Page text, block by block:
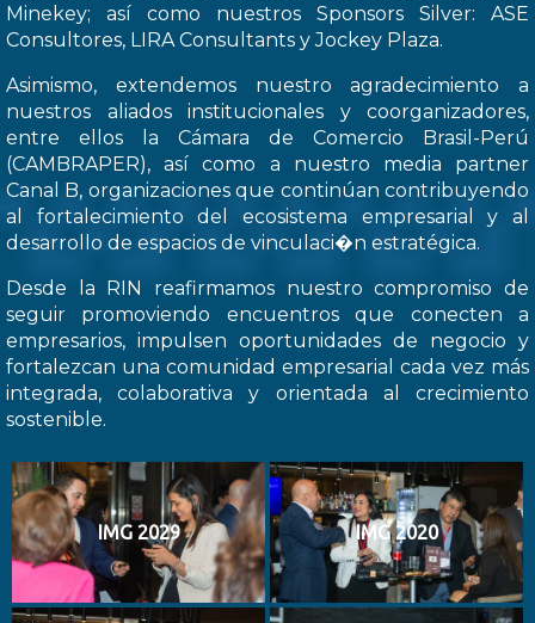
Minekey; así como nuestros Sponsors Silver: ASE
Consultores, LIRA Consultants y Jockey Plaza.
Asimismo, extendemos nuestro agradecimiento a
nuestros aliados institucionales y coorganizadores,
entre ellos la Cámara de Comercio Brasil-Perú
(CAMBRAPER), así como a nuestro media partner
Canal B, organizaciones que continúan contribuyendo
al fortalecimiento del ecosistema empresarial y al
desarrollo de espacios de vinculaci�n estratégica.
Desde la RIN reafirmamos nuestro compromiso de
seguir promoviendo encuentros que conecten a
empresarios, impulsen oportunidades de negocio y
fortalezcan una comunidad empresarial cada vez más
integrada, colaborativa y orientada al crecimiento
sostenible.
IMG 2029 IMG 2020